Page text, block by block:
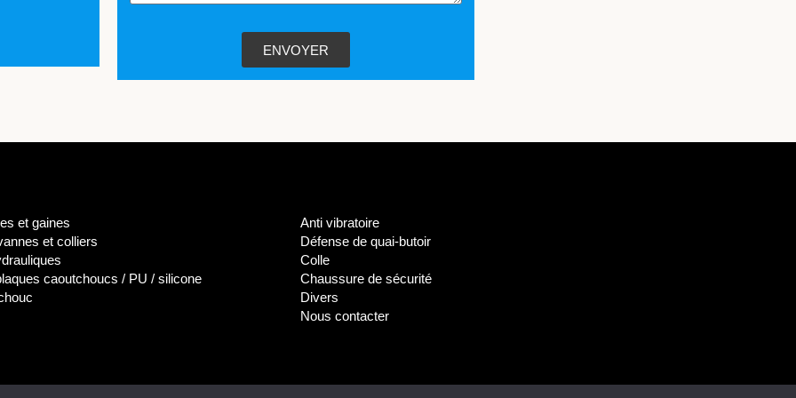
ENVOYER
et gaines
et colliers
caoutchoucs / PU / silicone
Anti vibratoire
Défense de quai-butoir
Colle
Chaussure de sécurité
Divers
Nous contacter